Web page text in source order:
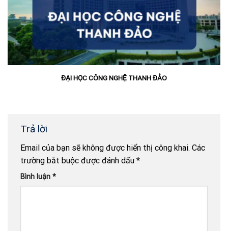
ĐẠI HỌC CÔNG NGHỆ THANH ĐẢO
Trả lời
Email của bạn sẽ không được hiển thị công khai. Các
trường bắt buộc được đánh dấu *
Bình luận *